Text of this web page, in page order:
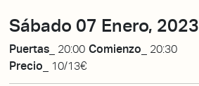
Sábado 07 Enero, 2023
Puertas_ 20:00 Comienzo_ 20:30
Precio_
10/13€